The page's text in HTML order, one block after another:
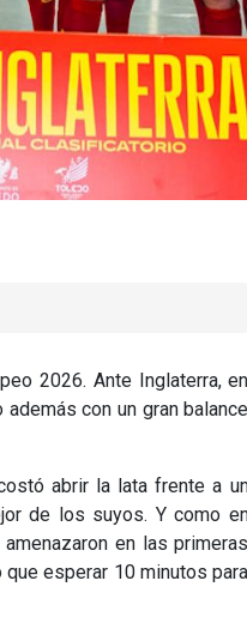
2026. Ante Inglaterra, en
con un gran balance
abrir la lata frente a
de los suyos. Y como
en las primeras
esperar 10 minutos para